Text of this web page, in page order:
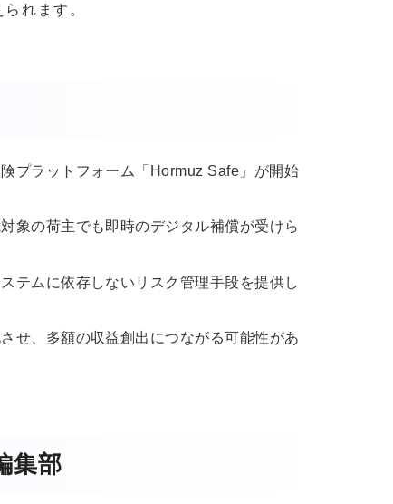
れます。
プラットフォーム「Hormuz Safe」が開始
象の荷主でも即時のデジタル補償が受けら
テムに依存しないリスク管理手段を提供し
せ、多額の収益創出につながる可能性があ
集部